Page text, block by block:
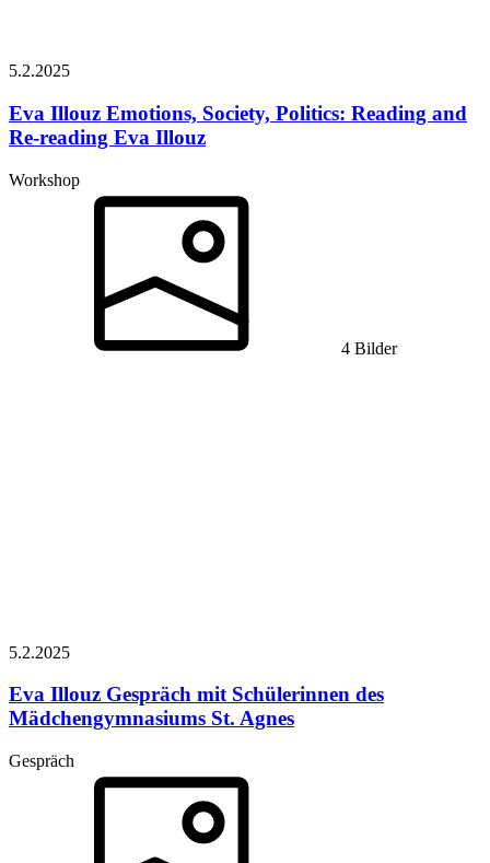
5.2.2025
Eva Illouz Emotions, Society, Politics: Reading and
Re-reading Eva Illouz
Workshop
4 Bilder
5.2.2025
Eva Illouz Gespräch mit Schülerinnen des
Mädchengymnasiums St. Agnes
Gespräch